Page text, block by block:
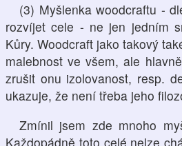
(3) Myšlenka woodcraftu -
rozvíjet cele - ne jen jedním
Kůry. Woodcraft jako takový
malebnost ve všem, ale
zrušit onu izolovanost, resp.
ukazuje, že není třeba jeho
Zmínil jsem zde mnoho
Každopádně toto celé nelze